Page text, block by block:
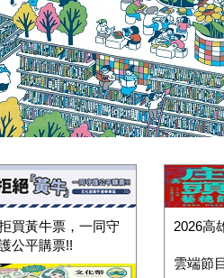
臺灣國際兒童及青少年嘉年華
買黃牛票，一同守
公平購票!!
2026高
雲端節